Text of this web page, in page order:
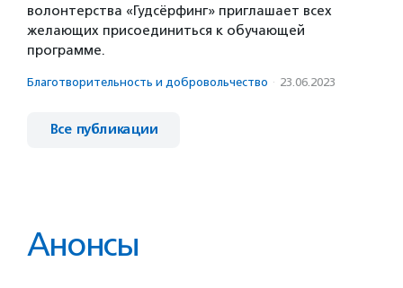
волонтерства «Гудсёрфинг» приглашает всех
желающих присоединиться к обучающей
программе.
Благотвори­тель­ность и доброволь­чест­во · 23.06.2023
Все публикации
Анонсы